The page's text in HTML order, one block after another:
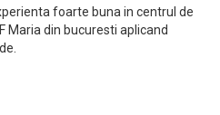
foarte buna in centrul de
Maria din bucuresti aplicand